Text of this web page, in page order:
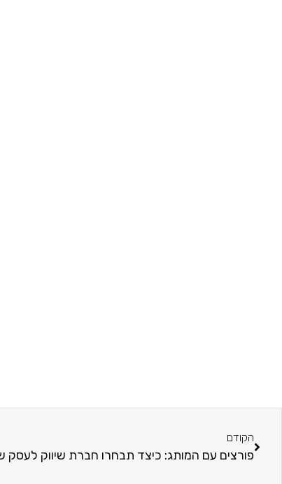
הקודם
פורצים עם המותג: כיצד תבחרו חברת שיווק לעסק